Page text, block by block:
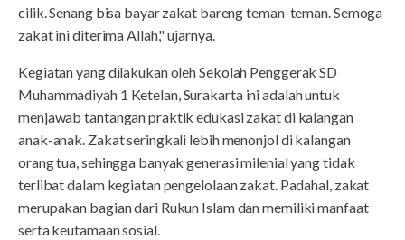
cilik. Senang bisa bayar zakat bareng teman-teman. Semoga
zakat ini diterima Allah," ujarnya.
Kegiatan yang dilakukan oleh Sekolah Penggerak SD
Muhammadiyah 1 Ketelan, Surakarta ini adalah untuk
menjawab tantangan praktik edukasi zakat di kalangan
anak-anak. Zakat seringkali lebih menonjol di kalangan
orang tua, sehingga banyak generasi milenial yang tidak
terlibat dalam kegiatan pengelolaan zakat. Padahal, zakat
merupakan bagian dari Rukun Islam dan memiliki manfaat
serta keutamaan sosial.